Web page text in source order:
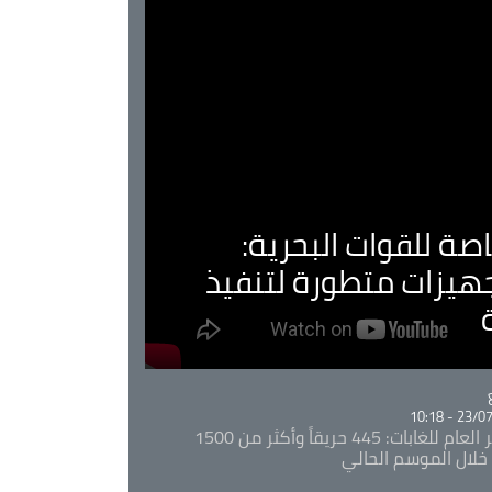
للقوات البحرية:
متطورة لتنفيذ
23/07/
المدير العام للغابات: 445 حريقاً وأكثر من 1500
الموسم الحالي